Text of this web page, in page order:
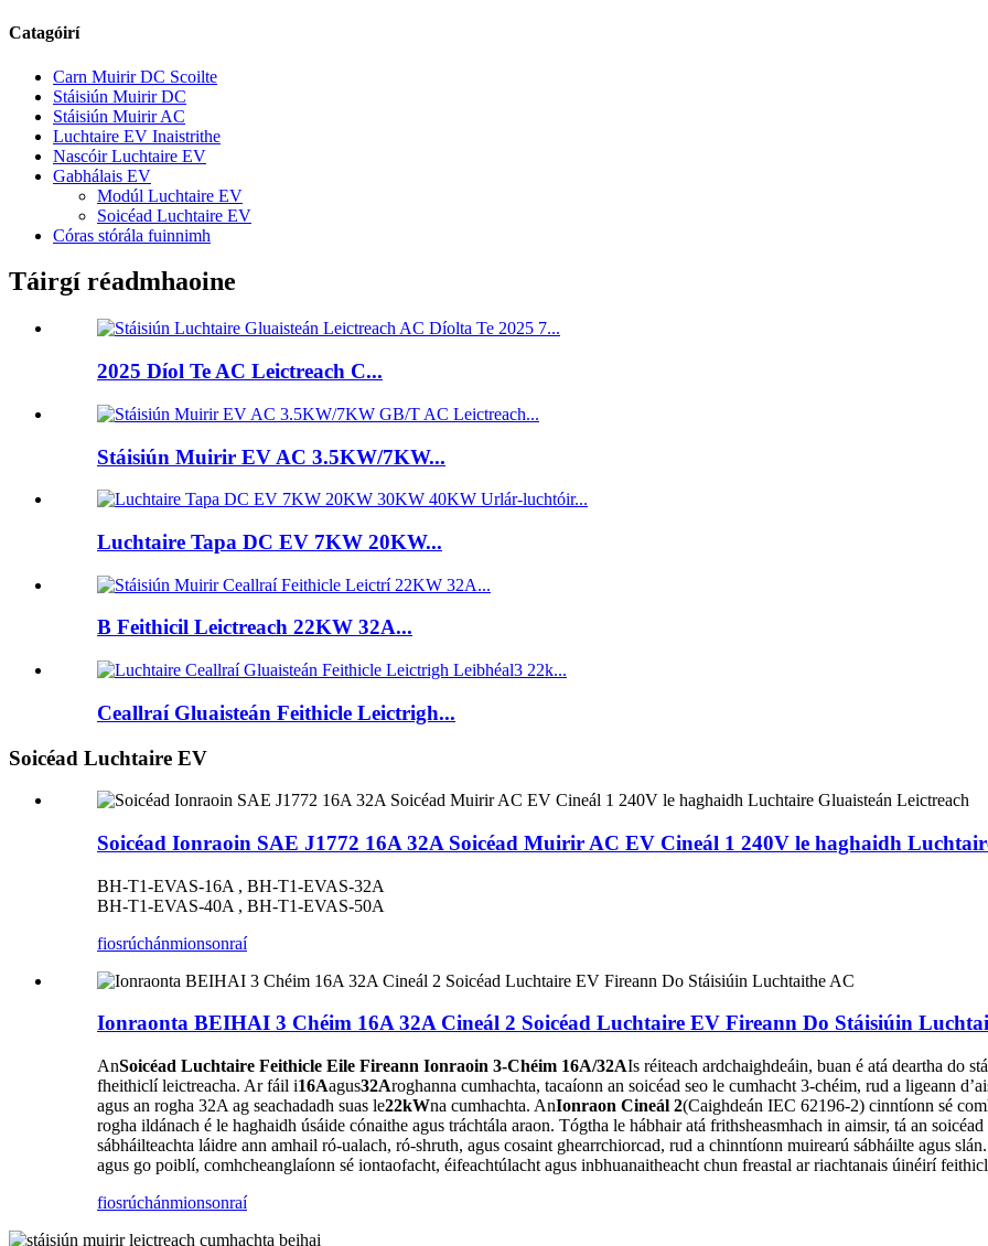
Catagóirí
Carn Muirir DC Scoilte
Stáisiún Muirir DC
Stáisiún Muirir AC
Luchtaire EV Inaistrithe
Nascóir Luchtaire EV
Gabhálais EV
Modúl Luchtaire EV
Soicéad Luchtaire EV
Córas stórála fuinnimh
Táirgí réadmhaoine
2025 Díol Te AC Leictreach C...
Stáisiún Muirir EV AC 3.5KW/7KW...
Luchtaire Tapa DC EV 7KW 20KW...
B Feithicil Leictreach 22KW 32A...
Ceallraí Gluaisteán Feithicle Leictrigh...
Soicéad Luchtaire EV
Soicéad Ionraoin SAE J1772 16A 32A Soicéad Muirir AC EV Cineál 1 240V le haghaidh
BH-T1-EVAS-16A , BH-T1-EVAS-32A
BH-T1-EVAS-40A , BH-T1-EVAS-50A
fiosrúchánmionsonraí
Ionraonta BEIHAI 3 Chéim 16A 32A Cineál 2 Soicéad Luchtaire EV Fireann Do Stáisiúin
AnSoicéad Luchtaire Feithicle Eile Fireann Ionraoin 3-Chéim 16A/32AIs réiteach ardchaighdeáin, buan é atá deartha do
fheithiclí leictreacha. Ar fáil i16Aagus32Aroghanna cumhachta, tacaíonn an soicéad seo le cumhacht 3-chéim, rud a ligeann
agus an rogha 32A ag seachadadh suas le22kWna cumhachta. AnIonraon Cineál 2(Caighdeán IEC 62196-2) cinntíonn sé
rogha ildánach é le haghaidh úsáide cónaithe agus tráchtála araon. Tógtha le hábhair atá frithsheasmhach in aimsir, tá an
sábháilteachta láidre ann amhail ró-ualach, ró-shruth, agus cosaint ghearrchiorcad, rud a chinntíonn muirearú sábháilte agus
agus go poiblí, comhcheanglaíonn sé iontaofacht, éifeachtúlacht agus inbhuanaitheacht chun freastal ar riachtanais úinéirí
fiosrúchánmionsonraí